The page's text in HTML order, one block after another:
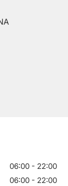
06:00 - 22:00
06:00 - 22:00